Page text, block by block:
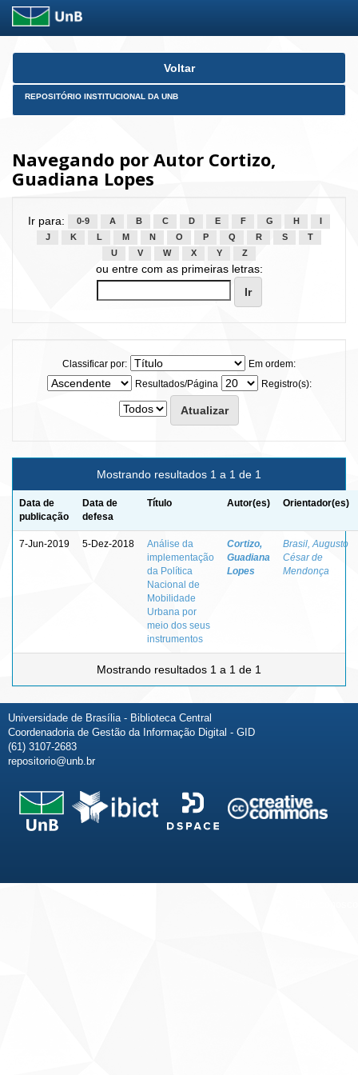
Skip
Voltar
REPOSITÓRIO INSTITUCIONAL DA UNB
Navegando por Autor Cortizo,
Guadiana Lopes
Ir para: 0-9 A B C D E F G H
J
K L M N O P Q R S
T
U
V W X Y Z
ou entre com as primeiras letras:
Classificar por:
Em ordem:
Resultados/Página
Registro(s):
Mostrando resultados 1 a 1 de 1
Data de
publicação
Data de
defesa
Título Autor(es) Orientador(es)
7-Jun-2019 5-Dez-2018
Análise da
implementação
da Política
Nacional de
Mobilidade
Urbana por
meio dos seus
instrumentos
Cortizo,
Guadiana
Lopes
Brasil, Augusto
César de
Mendonça
Mostrando resultados 1 a 1 de 1
Universidade de Brasília - Biblioteca Central
Coordenadoria de Gestão da Informação Digital - GID
(61) 3107-2683
repositorio@unb.br